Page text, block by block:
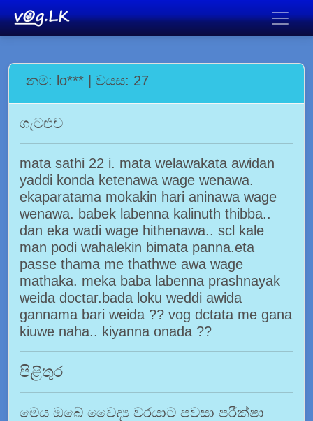
නම: lo*** | වයස: 27
ගැටළුව
mata sathi 22 i. mata welawakata awidan
yaddi konda ketenawa wage wenawa.
ekaparatama mokakin hari aninawa wage
wenawa. babek labenna kalinuth thibba..
dan eka wadi wage hithenawa.. scl kale
man podi wahalekin bimata panna.eta
passe thama me thathwe awa wage
mathaka. meka baba labenna prashnayak
weida doctar.bada loku weddi awida
gannama bari weida ?? vog dctata me gana
kiuwe naha.. kiyanna onada ??
පිළිතුර
මෙය ඔබේ වෛද්‍ය වරයාට පවසා පරීක්ෂා